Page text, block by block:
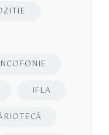
IFLA